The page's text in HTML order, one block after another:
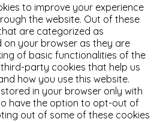
to improve your experience
the website. Out of these
are categorized as
on your browser as they are
of basic functionalities of the
party cookies that help us
how you use this website.
in your browser only with
have the option to opt-out of
out of some of these cookies